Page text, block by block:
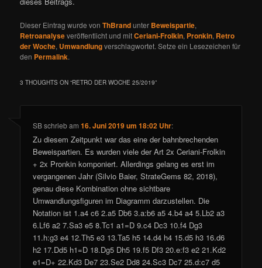
Dieser Eintrag wurde vonThBrandunter Beweispartie,
Retroanalyseveröffentlicht und mitCeriani-Frolkin, Pronkin, Retro
der Woche, Umwandlungverschlagwortet. Setze ein Lesezeichen für
den Permalink.
3 THOUGHTS ON “RETRO DER WOCHE 25/2019”
SBschriebam16. Juni 2019 um 18:02 Uhr:
Zu diesem Zeitpunkt war das eine der bahnbrechenden
Beweispartien. Es wurden viele der Art 2x Ceriani-Frolkin
+ 2x Pronkin komponiert. Allerdings gelang es erst im
vergangenen Jahr (Silvio Baier, StrateGems 82, 2018),
genau diese Kombination ohne sichtbare
Umwandlungsfiguren im Diagramm darzustellen. Die
Notation ist 1.a4 c6 2.a5 Db6 3.a:b6 a5 4.b4 a4 5.Lb2 a3
6.Lf6 a2 7.Sa3 e5 8.Tc1 a1=D 9.c4 Dc3 10.f4 Dg3
11.h:g3 e4 12.Th5 e3 13.Ta5 h5 14.d4 h4 15.d5 h3 16.d6
h2 17.Dd5 h1=D 18.Dg5 Dh5 19.f5 Df3 20.e:f3 e2 21.Kd2
e1=D+ 22.Kd3 De7 23.Se2 Dd8 24.Sc3 Dc7 25.d:c7 d5